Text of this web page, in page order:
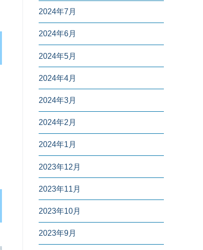
2024年7月
2024年6月
2024年5月
2024年4月
2024年3月
2024年2月
2024年1月
2023年12月
2023年11月
2023年10月
2023年9月